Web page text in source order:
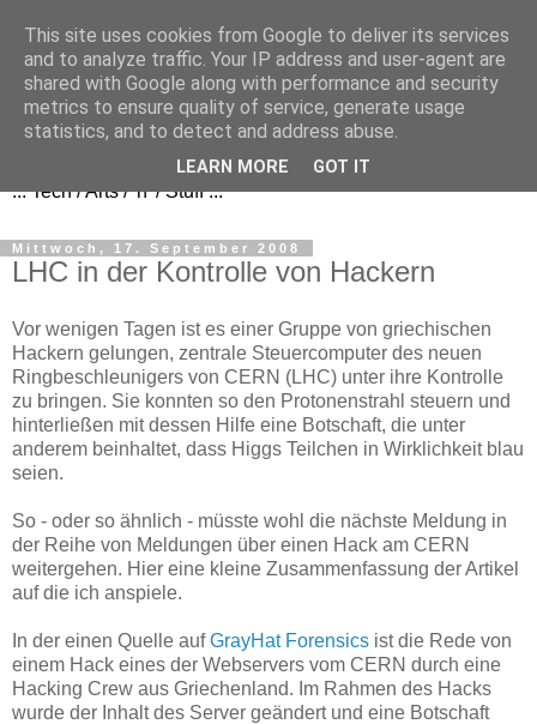
FezBook
... Tech / Arts / 'n' / Stuff ...
Mittwoch, 17. September 2008
LHC in der Kontrolle von Hackern
Vor wenigen Tagen ist es einer Gruppe von griechischen
Hackern gelungen, zentrale Steuercomputer des neuen
Ringbeschleunigers von CERN (LHC) unter ihre Kontrolle
zu bringen. Sie konnten so den Protonenstrahl steuern und
hinterließen mit dessen Hilfe eine Botschaft, die unter
anderem beinhaltet, dass Higgs Teilchen in Wirklichkeit blau
seien.
So - oder so ähnlich - müsste wohl die nächste Meldung in
der Reihe von Meldungen über einen Hack am CERN
weitergehen. Hier eine kleine Zusammenfassung der Artikel
auf die ich anspiele.
In der einen Quelle aufGrayHat Forensics ist die Rede von
einem Hack eines der Webservers vom CERN durch eine
Hacking Crew aus Griechenland. Im Rahmen des Hacks
wurde der Inhalt des Server geändert und eine Botschaft
This site uses cookies from Google to deliver its services
and to analyze traffic. Your IP address and user-agent are
shared with Google along with performance and security
metrics to ensure quality of service, generate usage
statistics, and to detect and address abuse.
LEARN MORE GOT IT